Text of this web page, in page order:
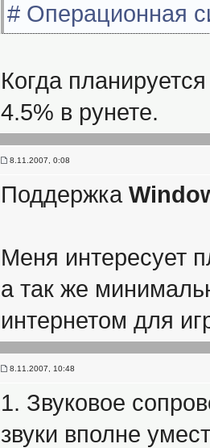
# Операционная
Когда
4.5% в рунете.
8.11.2007, 0:08
Поддержка
Меня интересует
а так же
интернетом для
8.11.2007, 10:48
1. Звуковое
звуки вполне